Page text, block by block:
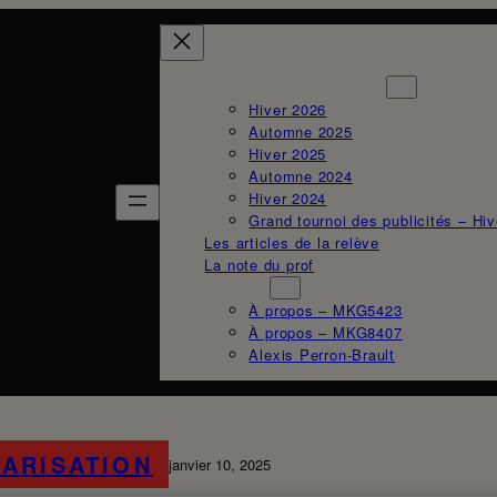
Hiver 2026
Automne 2025
Hiver 2025
Automne 2024
Hiver 2024
Grand tournoi des publicités –
Les articles de la relève
La note du prof
À propos – MKG5423
À propos – MKG8407
Alexis Perron-Brault
janvier 10, 2025